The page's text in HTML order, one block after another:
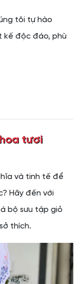
tôi tự hào
kế độc đáo, phù
tươi
và tinh tế để
Hãy đến với
bộ sưu tập giỏ
thích.